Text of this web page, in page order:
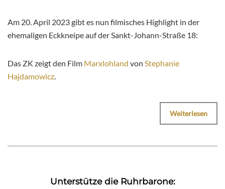
Am 20. April 2023 gibt es nun filmisches Highlight in der
ehemaligen Eckkneipe auf der Sankt-Johann-Straße 18:
Das ZK zeigt den Film Marxlohland von Stephanie
Hajdamowicz.
Weiterlesen
Unterstütze die Ruhrbarone: